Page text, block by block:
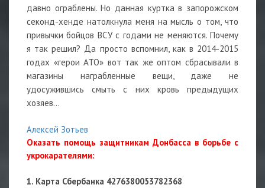
давно ограблены. Но данная куртка в запорожском
секонд-хенде натолкнула меня на мысль о том, что
привычки бойцов ВСУ с годами не меняются. Почему
я так решил? Да просто вспомнил, как в 2014-2015
годах «герои АТО» вот так же оптом сбрасывали в
магазины награбленные вещи, даже не
удосужившись смыть с них кровь предыдущих
хозяев…
Алексей Зотьев
Оказать помощь защитникам Донбасса в борьбе с
укрокарателями:
1. Карта Сбербанка 4276380053782368